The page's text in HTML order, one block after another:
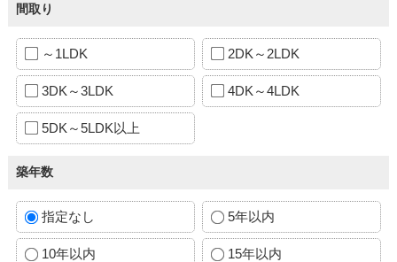
間取り
～1LDK 2DK～2LDK
3DK～3LDK 4DK～4LDK
5DK～5LDK以上
築年数
指定なし 5年以内
10年以内 15年以内